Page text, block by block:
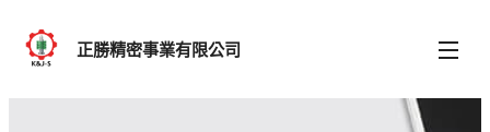
正勝精密事業有限公司